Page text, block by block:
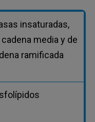
insaturadas,
cadena media y de
ramificada